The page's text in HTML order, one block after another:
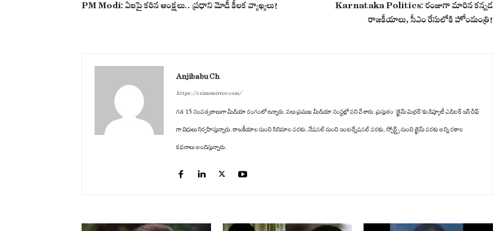
PM Modi: ఏఐపై కఠిన ఆంక్షలు.. ప్రధాని మోడీ కీలక వ్యాఖ్యలు!
Karnataka Politics: రంజుగా మారిన కన్నడ
రాజకీయాలు, సీఎం రేసులోకి హోంమంత్రి!
Anjibabu Ch
https://crimemirror.com/
గత 15 సంవత్సరాలుగా మీడియా రంగంలో ఉన్నారు. పలు ప్రముఖ మీడియా సంస్థల్లో పని చేశారు. ప్రస్తుతం ‘క్రైమ్ మిర్రర్’కు డిప్యూటీ ఎడిటర్ ఇన్ చీఫ్
గా విధులు నిర్వహిస్తున్నారు. రాజకీయాల నుంచి సినిమాల వరకు.. నేషనల్ నుంచి ఇంటర్నేషనల్ వరకు.. స్పోర్ట్స్ నుంచి క్రైమ్ వరకు అన్ని రకాల
కథనాలు అందిస్తున్నారు.